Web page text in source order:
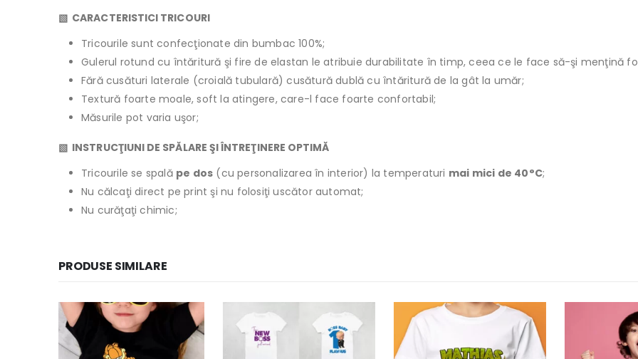
▧ CARACTERISTICI TRICOURI
Tricourile sunt confecţionate din bumbac 100%;
Gulerul rotund cu întăritură şi fire de elastan le atribuie durabilitate în timp, ceea ce le face să-şi menţină
Fără cusături laterale (croială tubulară) cusătură dublă cu întăritură de la gât la umăr;
Textură foarte moale, soft la atingere, care-l face foarte confortabil;
Măsurile pot varia uşor;
▧ INSTRUCŢIUNI DE SPĂLARE ŞI ÎNTREŢINERE OPTIMĂ
Tricourile se spală pe dos (cu personalizarea în interior) la temperaturi mai mici de 40°C;
Nu călcaţi direct pe print şi nu folosiţi uscător automat;
Nu curăţaţi chimic;
PRODUSE SIMILARE